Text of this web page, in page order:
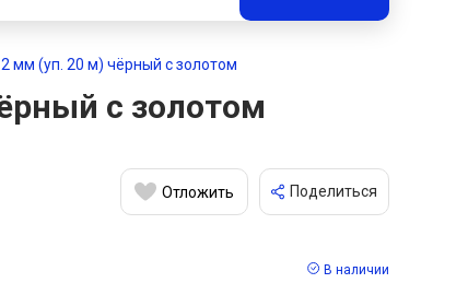
мм (уп. 20 м) чёрный с золотом
с золотом
Отложить Поделиться
В наличии